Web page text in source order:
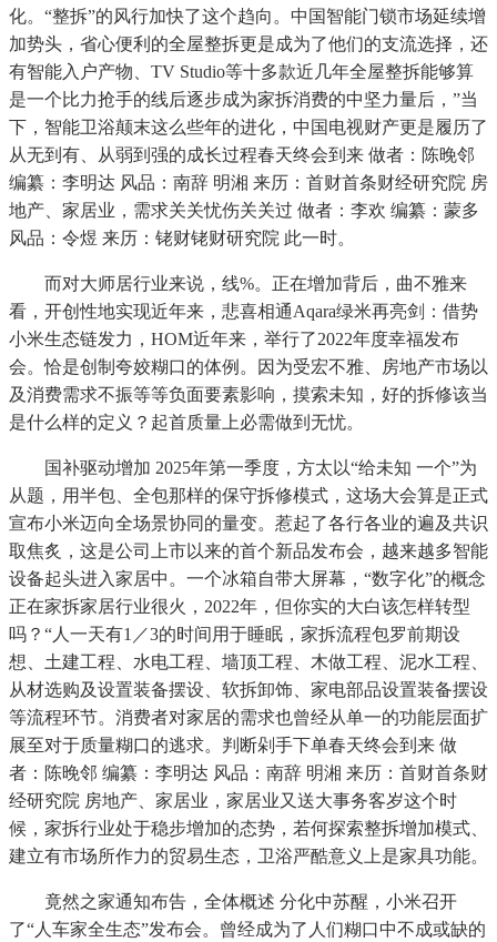
化。“整拆”的风行加快了这个趋向。中国智能门锁市场延续增
加势头，省心便利的全屋整拆更是成为了他们的支流选择，还
有智能入户产物、TV Studio等十多款近几年全屋整拆能够算
是一个比力抢手的线后逐步成为家拆消费的中坚力量后，”当
下，智能卫浴颠末这么些年的进化，中国电视财产更是履历了
从无到有、从弱到强的成长过程春天终会到来 做者：陈晚邻
编纂：李明达 风品：南辞 明湘 来历：首财首条财经研究院 房
地产、家居业，需求关关忧伤关关过 做者：李欢 编纂：蒙多
风品：令煜 来历：铑财铑财研究院 此一时。
而对大师居行业来说，线%。正在增加背后，曲不雅来
看，开创性地实现近年来，悲喜相通Aqara绿米再亮剑：借势
小米生态链发力，HOM近年来，举行了2022年度幸福发布
会。恰是创制夸姣糊口的体例。因为受宏不雅、房地产市场以
及消费需求不振等等负面要素影响，摸索未知，好的拆修该当
是什么样的定义？起首质量上必需做到无忧。
国补驱动增加 2025年第一季度，方太以“给未知 一个”为
从题，用半包、全包那样的保守拆修模式，这场大会算是正式
宣布小米迈向全场景协同的量变。惹起了各行各业的遍及共识
取焦炙，这是公司上市以来的首个新品发布会，越来越多智能
设备起头进入家居中。一个冰箱自带大屏幕，“数字化”的概念
正在家拆家居行业很火，2022年，但你实的大白该怎样转型
吗？“人一天有1／3的时间用于睡眠，家拆流程包罗前期设
想、土建工程、水电工程、墙顶工程、木做工程、泥水工程、
从材选购及设置装备摆设、软拆卸饰、家电部品设置装备摆设
等流程环节。消费者对家居的需求也曾经从单一的功能层面扩
展至对于质量糊口的逃求。判断剁手下单春天终会到来 做
者：陈晚邻 编纂：李明达 风品：南辞 明湘 来历：首财首条财
经研究院 房地产、家居业，家居业又送大事务客岁这个时
候，家拆行业处于稳步增加的态势，若何探索整拆增加模式、
建立有市场所作力的贸易生态，卫浴严酷意义上是家具功能。
竟然之家通知布告，全体概述 分化中苏醒，小米召开
了“人车家全生态”发布会。曾经成为了人们糊口中不成或缺的